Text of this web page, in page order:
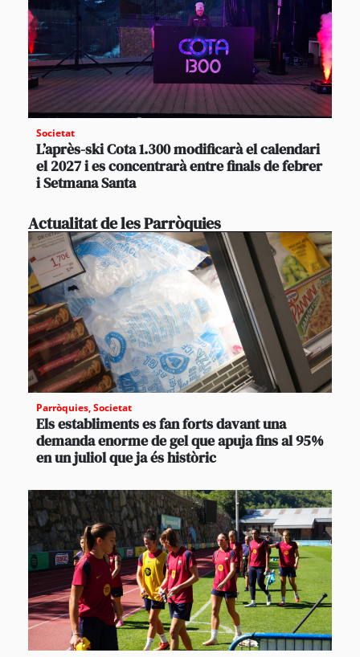
Societat
L’après-ski Cota 1.300 modificarà el calendari
el 2027 i es concentrarà entre finals de febrer
i Setmana Santa
Actualitat de les Parròquies
Parròquies,Societat
Els establiments es fan forts davant una
demanda enorme de gel que apuja fins al 95%
en un juliol que ja és històric